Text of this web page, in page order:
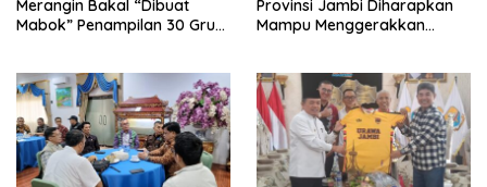
Merangin Bakal “Dibuat
Mabok” Penampilan 30 Grup
Provinsi Jambi Diharapkan
Mampu Menggerakkan